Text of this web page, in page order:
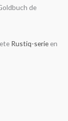
de
Rustiq-serie en